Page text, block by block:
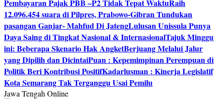
Pembayaran Pajak PBB –P2 Tidak Tepat WaktuRaih
12.096.454 suara di Pilpres, Prabowo-Gibran Tundukan
pasangan Ganjar- Mahfud Di JatengLulusan Unissula Punya
Daya Saing di Tingkat Nasional & InternasionalTajuk Minggu
ini: Beberapa Skenario Hak AngketBerjuang Melalui Jalur
yang Dipilih dan DicintaiPuan : Kepemimpinan Perempuan di
Politik Beri Kontribusi PositifKadarlusman : Kinerja Legislatif
Kota Semarang Tak Terganggu Usai Pemilu
Jawa Tengah Online